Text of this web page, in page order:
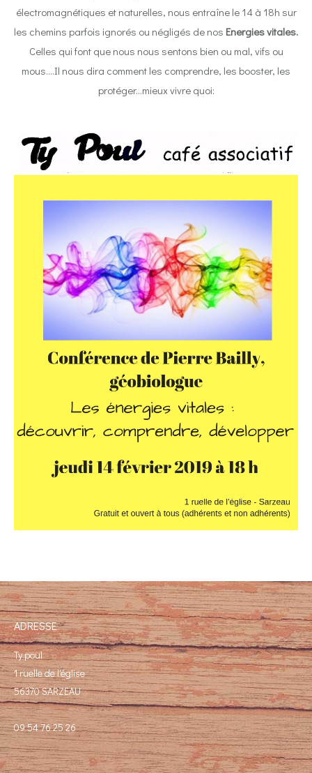
électromagnétiques et naturelles, nous entraîne le 14 à 18h sur
les chemins parfois ignorés ou négligés de nos Energies vitales.
Celles qui font que nous nous sentons bien ou mal, vifs ou
mous….Il nous dira comment les comprendre, les booster, les
protéger…mieux vivre quoi:
ADRESSE
Ty poul
1 ruelle de l'église
56370 SARZEAU
09 54 76 25 26